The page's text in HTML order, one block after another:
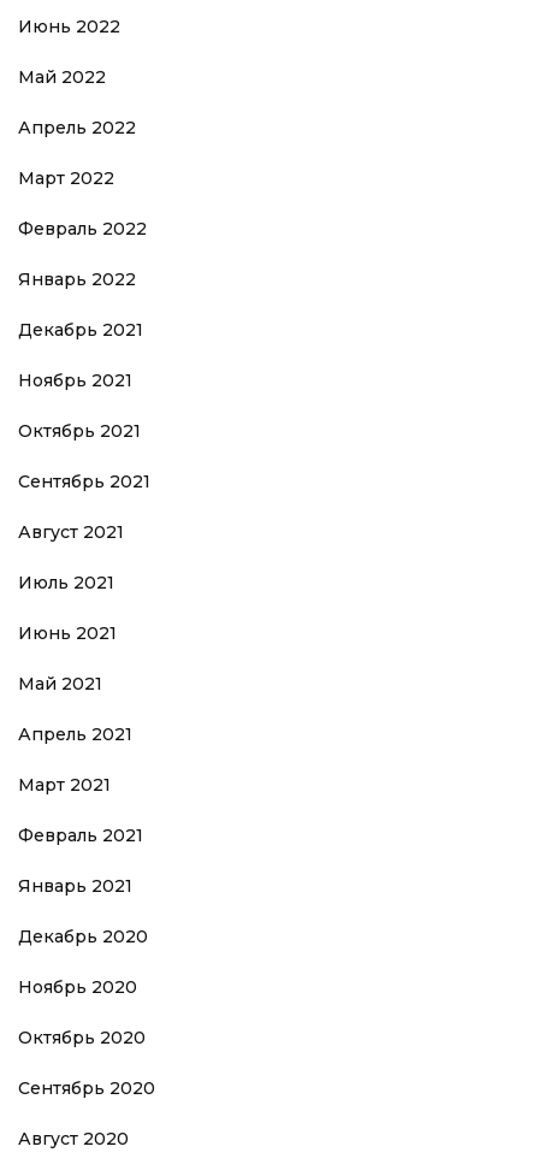
Июнь 2022
Май 2022
Апрель 2022
Март 2022
Февраль 2022
Январь 2022
Декабрь 2021
Ноябрь 2021
Октябрь 2021
Сентябрь 2021
Август 2021
Июль 2021
Июнь 2021
Май 2021
Апрель 2021
Март 2021
Февраль 2021
Январь 2021
Декабрь 2020
Ноябрь 2020
Октябрь 2020
Сентябрь 2020
Август 2020